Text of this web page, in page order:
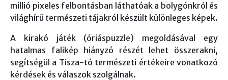
millió pixeles felbontásban láthatóak a bolygónkról és
világhírű természeti tájakról készült különleges képek.
A kirakó játék (óriáspuzzle) megoldásával egy
hatalmas falikép hiányzó részét lehet összerakni,
segítségül a Tisza-tó természeti értékeire vonatkozó
kérdések és válaszok szolgálnak.